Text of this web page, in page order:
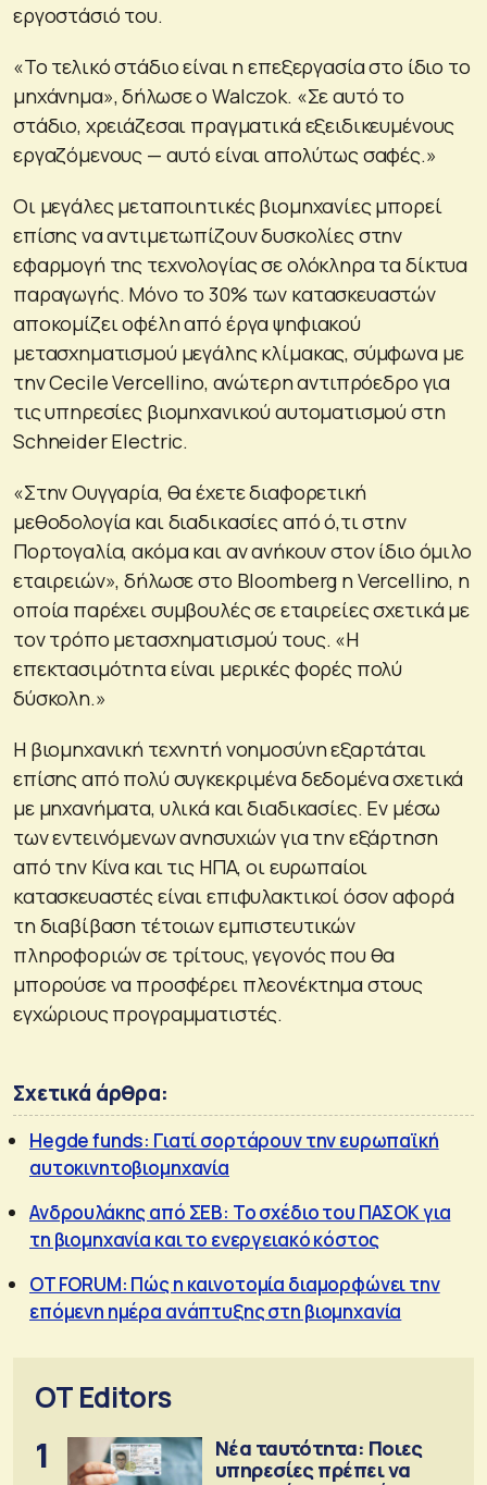
εργοστάσιό του.
«Το τελικό στάδιο είναι η επεξεργασία στο ίδιο το
μηχάνημα», δήλωσε ο Walczok. «Σε αυτό το
στάδιο, χρειάζεσαι πραγματικά εξειδικευμένους
εργαζόμενους — αυτό είναι απολύτως σαφές.»
Οι μεγάλες μεταποιητικές βιομηχανίες μπορεί
επίσης να αντιμετωπίζουν δυσκολίες στην
εφαρμογή της τεχνολογίας σε ολόκληρα τα δίκτυα
παραγωγής. Μόνο το 30% των κατασκευαστών
αποκομίζει οφέλη από έργα ψηφιακού
μετασχηματισμού μεγάλης κλίμακας, σύμφωνα με
την Cecile Vercellino, ανώτερη αντιπρόεδρο για
τις υπηρεσίες βιομηχανικού αυτοματισμού στη
Schneider Electric.
«Στην Ουγγαρία, θα έχετε διαφορετική
μεθοδολογία και διαδικασίες από ό,τι στην
Πορτογαλία, ακόμα και αν ανήκουν στον ίδιο όμιλο
εταιρειών», δήλωσε στο Bloomberg η Vercellino, η
οποία παρέχει συμβουλές σε εταιρείες σχετικά με
τον τρόπο μετασχηματισμού τους. «Η
επεκτασιμότητα είναι μερικές φορές πολύ
δύσκολη.»
Η βιομηχανική τεχνητή νοημοσύνη εξαρτάται
επίσης από πολύ συγκεκριμένα δεδομένα σχετικά
με μηχανήματα, υλικά και διαδικασίες. Εν μέσω
των εντεινόμενων ανησυχιών για την εξάρτηση
από την Κίνα και τις ΗΠΑ, οι ευρωπαίοι
κατασκευαστές είναι επιφυλακτικοί όσον αφορά
τη διαβίβαση τέτοιων εμπιστευτικών
πληροφοριών σε τρίτους, γεγονός που θα
μπορούσε να προσφέρει πλεονέκτημα στους
εγχώριους προγραμματιστές.
Σχετικά άρθρα:
Hegde funds: Γιατί σορτάρουν την ευρωπαϊκή
αυτοκινητοβιομηχανία
Ανδρουλάκης από ΣΕΒ: Το σχέδιο του ΠΑΣΟΚ για
τη βιομηχανία και το ενεργειακό κόστος
OT FORUM: Πώς η καινοτομία διαμορφώνει την
επόμενη ημέρα ανάπτυξης στη βιομηχανία
OT Editors
1
Νέα ταυτότητα: Ποιες
υπηρεσίες πρέπει να